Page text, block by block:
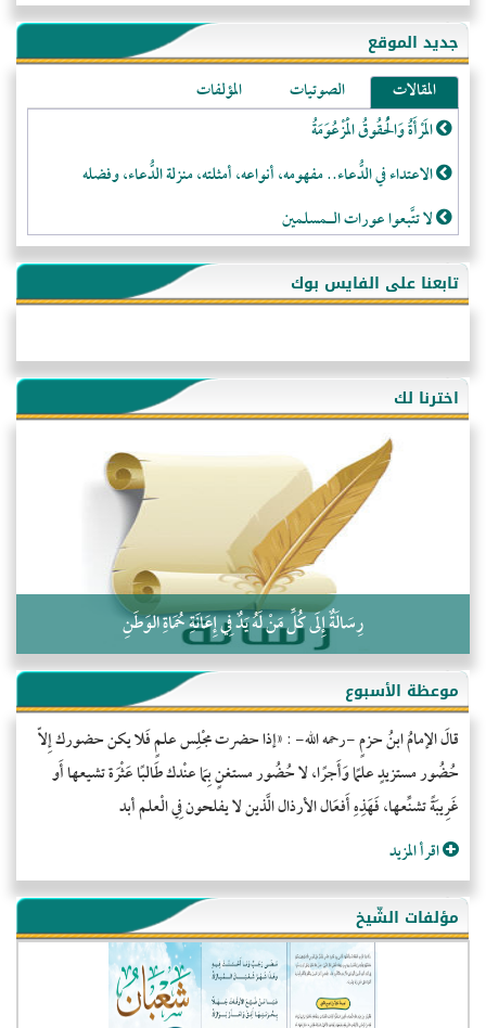
جديد الموقع
المقالات الصوتيات
المؤلفات
المَرْأَةُ وَالْحُقُوقُ الْمَزْعُوَمَةُ
الاعتداء في الدُّعاء.. مفهومه، أنواعه، أمثلته، منزلة الدُّعاء، وفضله
لا تتَّبعوا عورات الـمسلمين
فقه النَّصيحة عند الصَّحابة الكرام رضي الله عنهم
لَا عِزَّةَ إِلَّا بِالإِسْلَامِ
هذه سبيلنا فماذا تنقمون؟!
أُسُـسُ بَـيْـتِ الـمُسْـلِمِ
التَّعْلِيمُ القُرْآنِي
كلمة إلى إخواني السلفيين في الجزائر
تابعنا على الفايس بوك
اخترنا لك
رِسَالَةٌ إِلَى كُلِّ مَنْ لَهُ يَدٌ فِي إِعَانَةِ حُمَاةِ الوَطَنِ
موعظة الأسبوع
قالَ الإمامُ ابنُ حزمٍ -رحمه الله- : «إذا حضرت مجْلِس علمٍ فَلا يكن حضورك إِلاّ
حُضُور مستزيدٍ علمًا وَأَجرًا، لا حُضُور مستغنٍ بِمَا عنْدك طَالبًا عَثْرَة تشيعها أَو
غَرِيبَةً تشنِّعها، فَهَذِهِ أَفعَال الأرذال الَّذين لا يفلحون فِي الْعلم أبد
اقرأ المزيد
مؤلفات الشّيخ